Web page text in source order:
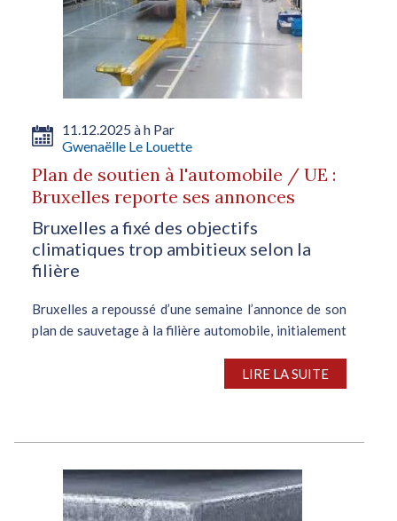
11.12.2025 à h Par
Gwenaëlle Le Louette
Plan de soutien à l'automobile / UE :
Bruxelles reporte ses annonces
Bruxelles a fixé des objectifs
climatiques trop ambitieux selon la
filière
Bruxelles a repoussé d’une semaine l’annonce de son
plan de sauvetage à la filière automobile, initialement
Commission, visant à faciliter l’accès aux
LIRE LA SUITE